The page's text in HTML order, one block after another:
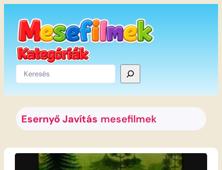
tartalomhoz
Keresés
Esernyő Javítás mesefilmek